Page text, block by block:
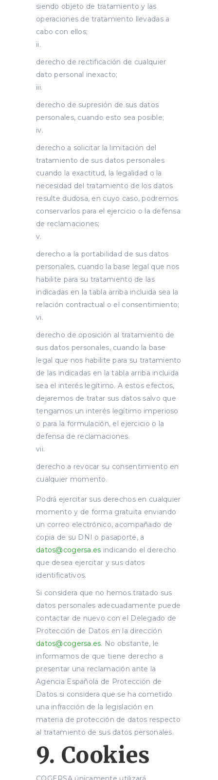
siendo objeto de tratamiento y las
operaciones de tratamiento llevadas a
cabo con ellos;
derecho de rectificación de cualquier
dato personal inexacto;
derecho de supresión de sus datos
personales, cuando esto sea posible;
derecho a solicitar la limitación del
tratamiento de sus datos personales
cuando la exactitud, la legalidad o la
necesidad del tratamiento de los datos
resulte dudosa, en cuyo caso, podremos
conservarlos para el ejercicio o la defensa
de reclamaciones;
derecho a la portabilidad de sus datos
personales, cuando la base legal que nos
habilite para su tratamiento de las
indicadas en la tabla arriba incluida sea la
relación contractual o el consentimiento;
derecho de oposición al tratamiento de
sus datos personales, cuando la base
legal que nos habilite para su tratamiento
de las indicadas en la tabla arriba incluida
sea el interés legítimo. A estos efectos,
dejaremos de tratar sus datos salvo que
tengamos un interés legítimo imperioso
o para la formulación, el ejercicio o la
defensa de reclamaciones.
derecho a revocar su consentimiento en
cualquier momento.
Podrá ejercitar sus derechos en cualquier
momento y de forma gratuita enviando
un correo electrónico, acompañado de
copia de su DNI o pasaporte, a
datos@cogersa.es indicando el derecho
que desea ejercitar y sus datos
identificativos.
Si considera que no hemos tratado sus
datos personales adecuadamente puede
contactar de nuevo con el Delegado de
Protección de Datos en la dirección
datos@cogersa.es. No obstante, le
informamos de que tiene derecho a
presentar una reclamación ante la
Agencia Española de Protección de
Datos si considera que se ha cometido
una infracción de la legislación en
materia de protección de datos respecto
al tratamiento de sus datos personales.
9. Cookies